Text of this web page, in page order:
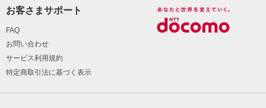
お客さまサポート
FAQ
お問い合わせ
サービス利用規約
特定商取引法に基づく表示